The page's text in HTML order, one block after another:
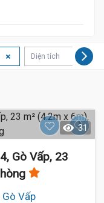
Diện tích
31
Gò Vấp, 23
Vấp